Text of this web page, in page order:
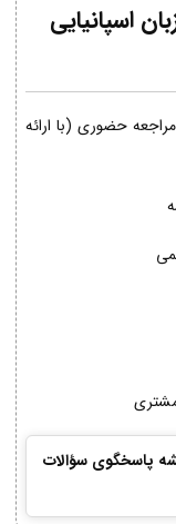
اسپانیایی
حضوری (با ارائه
پاسخگوی سؤالات